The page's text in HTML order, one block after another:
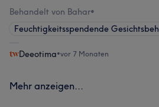
Behandelt von Bahar•
Feuchtigkeitsspendende
Deeotima•vor 7 Monaten
Mehr anzeigen...